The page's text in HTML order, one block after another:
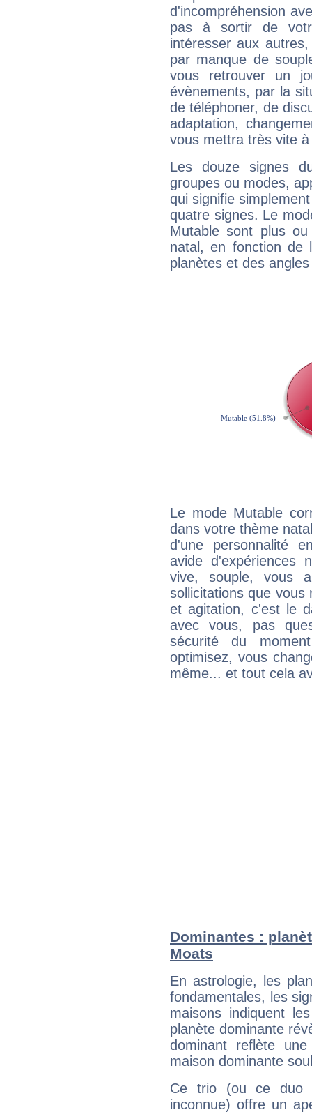
d'incompréhension
pas à sortir de
intéresser aux
par manque de
vous retrouver un
évènements, par la
de téléphoner, de
adaptation,
vous mettra très vite
Les douze signes
groupes ou modes,
qui signifie
quatre signes. Le
Mutable sont plus
natal, en fonction de
planètes et des
Le mode Mutable
dans votre thème
d'une personnalité
avide d'expériences
vive, souple, vous
sollicitations que vous
et agitation, c'est le
avec vous, pas
sécurité du
optimisez, vous
même... et tout cela
Dominantes :
Moats
En astrologie, les
fondamentales, les
maisons indiquent
planète dominante
dominant reflète
maison dominante
Ce trio (ou ce duo
inconnue) offre un